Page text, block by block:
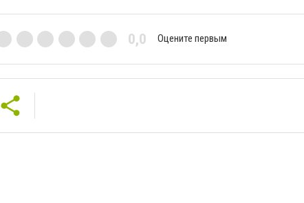
0,0 Оцените первым